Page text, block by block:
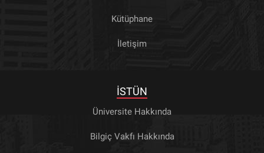
Kütüphane
İletişim
İSTÜN
Üniversite Hakkında
Bilgiç Vakfı Hakkında